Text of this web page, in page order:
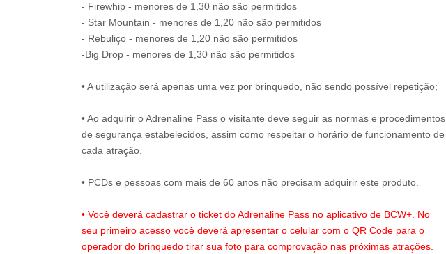
- Firewhip - menores de 1,30 não são permitidos
- Star Mountain - menores de 1,20 não são permitidos
- Rebuliço - menores de 1,20 não são permitidos
-Big Drop - menores de 1,30 não são permitidos
• A utilização será apenas uma vez por brinquedo, não sendo possível repetição;
• Ao adquirir o Adrenaline Pass o visitante deve seguir as normas e procedimentos
de segurança estabelecidos, assim como respeitar o horário de funcionamento de
cada atração.
• PCDs e pessoas com mais de 60 anos não precisam adquirir este produto.
• Você deverá cadastrar o ticket do Adrenaline Pass no aplicativo de BCW+. No
seu primeiro acesso você deverá apresentar o celular com o QR Code para o
operador do brinquedo tirar sua foto para comprovação nas próximas atrações.